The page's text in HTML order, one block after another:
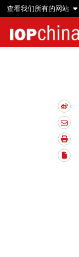
查看我们所有的网站